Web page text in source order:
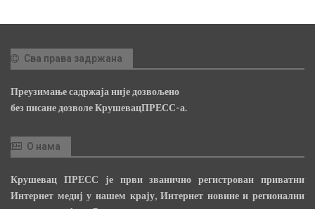
Сва права задржана
Преузимање садржаја није дозвољено
без писане дозволе КрушевацПРЕСС-а.
О нама
Крушевац ПРЕСС је први званично регистрован приватни
Интернет медиј у нашем крају, Интернет новине и регионални